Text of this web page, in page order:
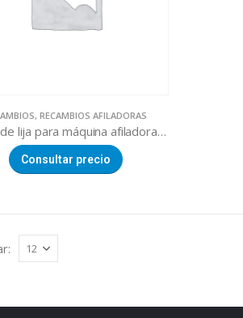
,RECAMBIOS AFILADORAS
Banda de lija para máquina afiladora MNS630
Consultar precio